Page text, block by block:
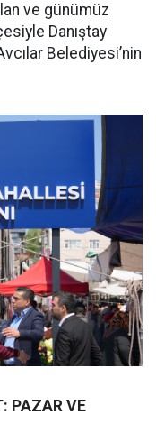
ve günümüz
Danıştay
Belediyesi’nin
PAZAR VE